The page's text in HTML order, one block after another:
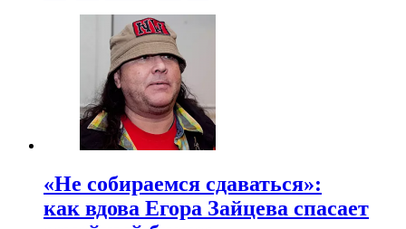
«Не собираемся сдаваться»:
как вдова Егора Зайцева спасает